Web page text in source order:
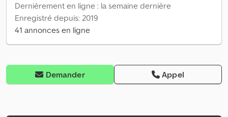
Dernièrement en ligne : la semaine dernière
Enregistré depuis: 2019
41 annonces en ligne
Demander Appel